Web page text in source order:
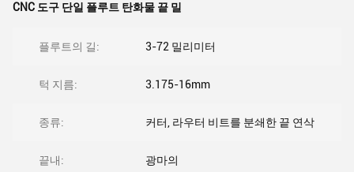
CNC 도구 단일 플루트 탄화물 끝 밀
플루트의 길: 3-72 밀리미터
턱 지름: 3.175-16mm
종류: 커터, 라우터 비트를 분쇄한 끝 연삭
끝내: 광마의